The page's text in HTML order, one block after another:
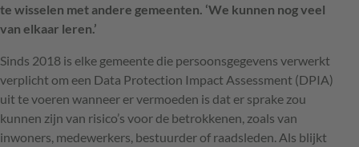
te wisselen met andere gemeenten. ‘We kunnen nog veel
van elkaar leren.’
Sinds 2018 is elke gemeente die persoonsgegevens verwerkt
verplicht om een Data Protection Impact Assessment (DPIA)
uit te voeren wanneer er vermoeden is dat er sprake zou
kunnen zijn van risico’s voor de betrokkenen, zoals van
inwoners, medewerkers, bestuurder of raadsleden. Als blijkt